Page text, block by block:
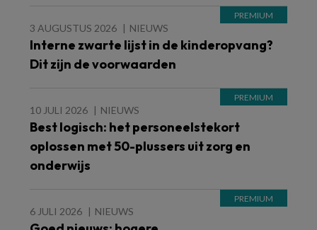
3 AUGUSTUS 2026 NIEUWS
Interne zwarte lijst in de kinderopvang?
Dit zijn de voorwaarden
10 JULI 2026 NIEUWS
Best logisch: het personeelstekort
oplossen met 50-plussers uit zorg en
onderwijs
6 JULI 2026 NIEUWS